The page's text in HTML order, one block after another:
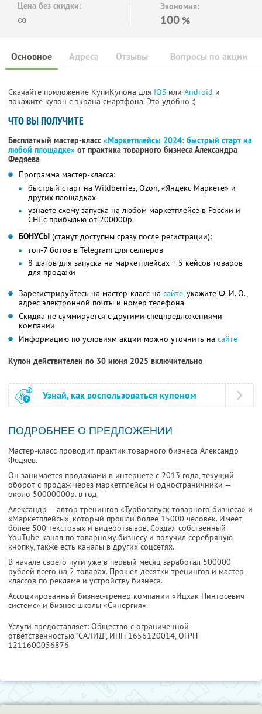
Цена без скидки:
∞
Экономия:
100 %
Основное Отзывы Вопросы по акции
Адреса
Скачайте приложение КупиКупона для IOS или Android и
покажите купон с экрана смартфона. Это удобно :)
ЧТО ВЫ ПОЛУЧИТЕ
Бесплатный мастер-класс «Маркетплейсы 2024: быстрый старт на
любой площадке» от практика товарного бизнеса Александра
Федяева
Программа мастер-класса:
быстрый старт на Wildberries, Ozon, «Яндекс Маркете» и
других площадках
узнаете схему запуска на любом маркетплейсе в России и
СНГ с прибылью от 200000р.
БОНУСЫ (станут доступны сразу после регистрации):
топ-7 ботов в Telegram для селлеров
8 шагов для запуска на маркетплейсах + 5 кейсов товаров
для продажи
Зарегистрируйтесь на мастер-класс на сайте, укажите Ф. И. О.,
адрес электронной почты и номер телефона
Скидка не суммируется с другими спецпредложениями
компании
Информацию по условиям акции можно уточнить на сайте
Купон действителен по 30 июня 2025 включительно
Узнай, как воспользоваться купоном
ПОДРОБНЕЕ О ПРЕДЛОЖЕНИИ
Мастер-класс проводит практик товарного бизнеса Александр
Федяев.
Он занимается продажами в интернете с 2013 года, текущий
оборот с продаж через маркетплейсы и одностраничники —
около 50000000р. в год.
Александр — автор тренингов «Турбозапуск товарного бизнеса» и
«Маркетплейсы», который прошли более 15000 человек. Имеет
более 500 текстовых и видеоотзывов. Создал собственный
YouTube-канал по товарному бизнесу и получил серебряную
кнопку, также есть каналы в других соцсетях.
В начале своего пути уже в первый месяц заработал 500000
рублей всего на 2 товарах. Прошел десятки тренингов и мастер-
классов по рекламе и устройству бизнеса.
Ассоциированный бизнес-тренер компании «Ицхак Пинтосевич
системс» и бизнес-школы «Синергия».
Услуги предоставляет: Общество с ограниченной
ответственностью “САЛИД”, ИНН 1656120014, ОГРН
1211600056876